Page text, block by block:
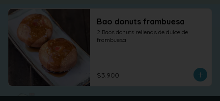
Bao donuts frambuesa
2 Baos donuts rellenas de dulce de
frambuesa
$3.900